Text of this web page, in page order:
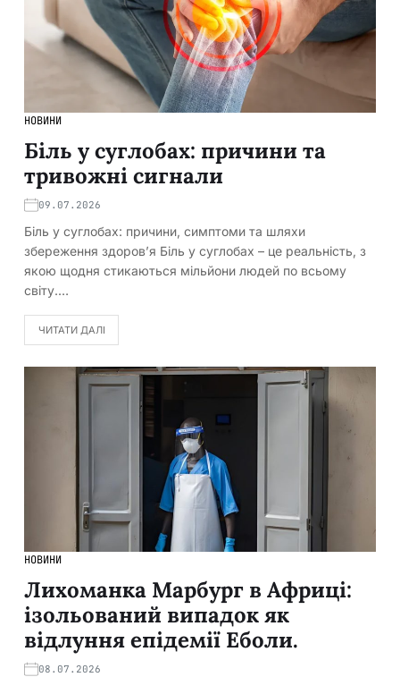
НОВИНИ
Біль у суглобах: причини та
тривожні сигнали
09.07.2026
Біль у суглобах: причини, симптоми та шляхи
збереження здоров’я Біль у суглобах – це реальність, з
якою щодня стикаються мільйони людей по всьому
світу.…
ЧИТАТИ ДАЛІ
НОВИНИ
Лихоманка Марбург в Африці:
ізольований випадок як
відлуння епідемії Еболи.
08.07.2026